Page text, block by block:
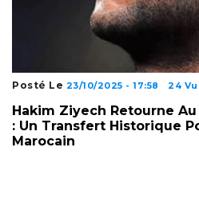
Posté Le 23/10/2025 - 17:58 24
Hakim Ziyech Retourne
: Un Transfert Historique
Marocain